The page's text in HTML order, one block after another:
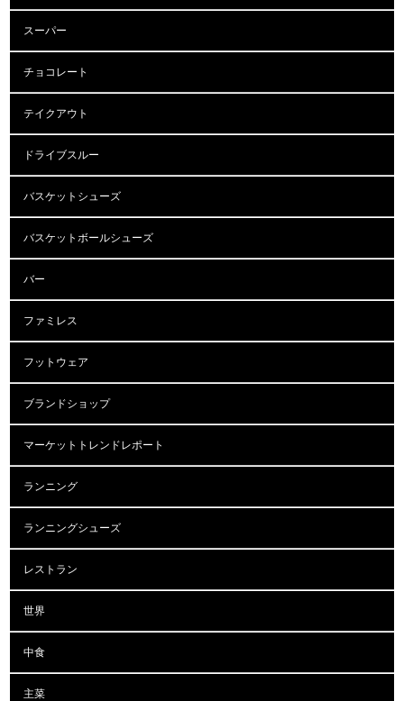
スーパー
チョコレート
テイクアウト
ドライブスルー
バスケットシューズ
バスケットボールシューズ
バー
ファミレス
フットウェア
ブランドショップ
マーケットトレンドレポート
ランニング
ランニングシューズ
レストラン
世界
中食
主菜